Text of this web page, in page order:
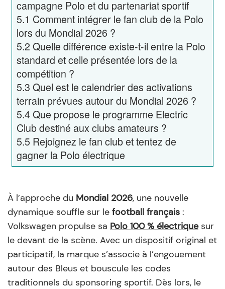
campagne Polo et du partenariat sportif
5.1 Comment intégrer le fan club de la Polo
lors du Mondial 2026 ?
5.2 Quelle différence existe-t-il entre la Polo
standard et celle présentée lors de la
compétition ?
5.3 Quel est le calendrier des activations
terrain prévues autour du Mondial 2026 ?
5.4Que propose le programme Electric
Club destiné aux clubs amateurs ?
5.5 Rejoignez le fan club et tentez de
gagner la Polo électrique
À l’approche du Mondial 2026, une nouvelle
dynamique souffle sur le football français :
Volkswagen propulse sa Polo 100 % électriquesur
le devant de la scène. Avec un dispositif original et
participatif, la marque s’associe à l’engouement
autour des Bleus et bouscule les codes
traditionnels du sponsoring sportif. Dès lors, le